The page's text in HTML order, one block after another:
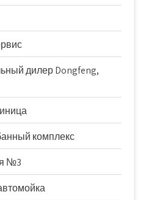
дилер Dongfeng,
комплекс
№3